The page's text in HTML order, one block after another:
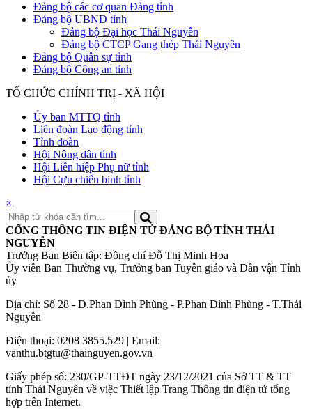
Đảng bộ các cơ quan Đảng tỉnh
Đảng bộ UBND tỉnh
Đảng bộ Đại học Thái Nguyên
Đảng bộ CTCP Gang thép Thái Nguyên
Đảng bộ Quân sự tỉnh
Đảng bộ Công an tỉnh
TỔ CHỨC CHÍNH TRỊ - XÃ HỘI
Ủy ban MTTQ tỉnh
Liên đoàn Lao động tỉnh
Tỉnh đoàn
Hội Nông dân tỉnh
Hội Liên hiệp Phụ nữ tỉnh
Hội Cựu chiến binh tỉnh
×
CỔNG THÔNG TIN ĐIỆN TỬ ĐẢNG BỘ TỈNH THÁI
NGUYÊN
Trưởng Ban Biên tập: Đồng chí Đỗ Thị Minh Hoa
Ủy viên Ban Thường vụ, Trưởng ban Tuyên giáo và Dân vận Tỉnh
ủy
Địa chỉ: Số 28 - Đ.Phan Đình Phùng - P.Phan Đình Phùng - T.Thái
Nguyên
Điện thoại: 0208 3855.529 | Email:
vanthu.btgtu@thainguyen.gov.vn
Giấy phép số: 230/GP-TTĐT ngày 23/12/2021 của Sở TT & TT
tỉnh Thái Nguyên về việc Thiết lập Trang Thông tin điện tử tổng
hợp trên Internet.